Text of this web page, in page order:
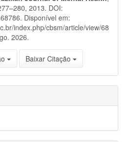
2013. DOI:
Disponível em:
index.php/cbsm/article/view/68
2026.
Baixar Citação